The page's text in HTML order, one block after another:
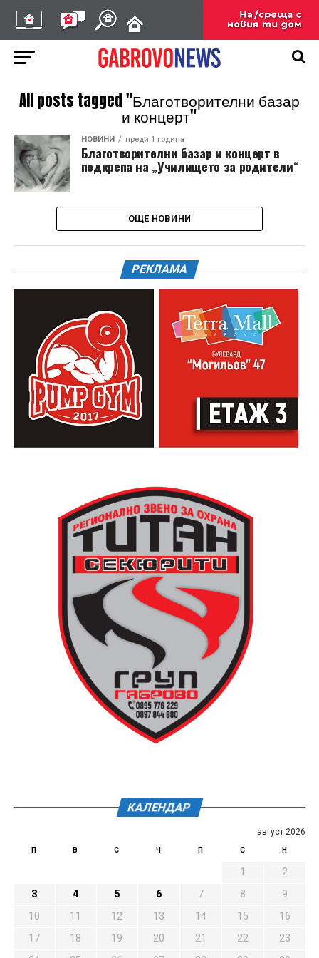
All posts tagged "Благотворителни базар
и концерт"
НОВИНИ преди 1 година
Благотворителни базар и концерт в
подкрепа на „Училището за родители“
ОЩЕ НОВИНИ
РЕКЛАМА
КАЛЕНДАР
август 2026
П В С Ч П С Н
1
2
3
4 5 6 7 8
9
10
11 12 13 14 15
16
17
18 19 20 21 22
23